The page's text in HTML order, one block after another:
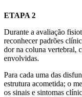
ETAPA 2
Durante a avaliação
reconhecer padrões
dor na coluna vertebral,
envolvidas.
Para cada uma das
estrutura acometida; o
os sinais e sintomas